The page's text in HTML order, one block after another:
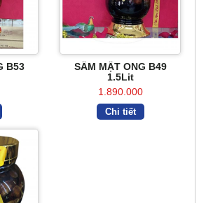
B53
SÂM MẬT ONG B49
1.5Lit
1.890.000
Chi tiết